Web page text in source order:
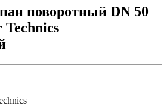
поворотный DN 50
Technics